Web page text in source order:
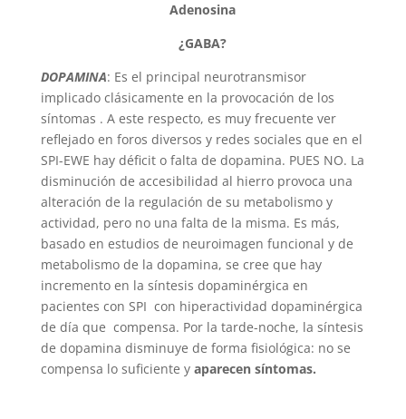
Adenosina
¿GABA?
DOPAMINA: Es el principal neurotransmisor
implicado clásicamente en la provocación de los
síntomas . A este respecto, es muy frecuente ver
reflejado en foros diversos y redes sociales que en el
SPI-EWE hay déficit o falta de dopamina. PUES NO. La
disminución de accesibilidad al hierro provoca una
alteración de la regulación de su metabolismo y
actividad, pero no una falta de la misma. Es más,
basado en estudios de neuroimagen funcional y de
metabolismo de la dopamina, se cree que hay
incremento en la síntesis dopaminérgica en
pacientes con SPI con hiperactividad dopaminérgica
de día que compensa. Por la tarde-noche, la síntesis
de dopamina disminuye de forma fisiológica: no se
compensa lo suficiente y aparecen síntomas.